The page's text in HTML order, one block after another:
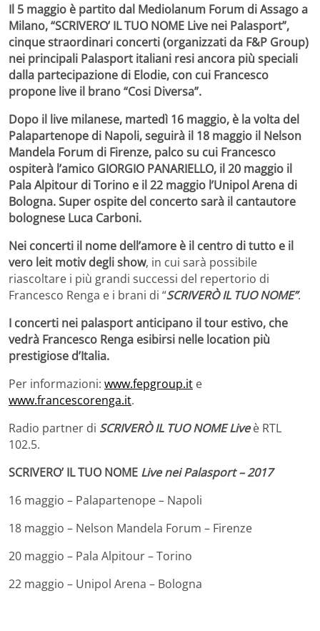
Il 5 maggio è partito dal Mediolanum Forum di Assago a
Milano,“SCRIVERO’ IL TUO NOME Live nei Palasport”,
cinque straordinari concerti(organizzati da F&P Group)
nei principali Palasport italiani resi ancora più speciali
dalla partecipazione di Elodie, con cui Francesco
propone live il brano “Cosi Diversa”.
Dopo il live milanese, martedì 16 maggio, è la volta del
Palapartenope di Napoli, seguirà il 18 maggio il Nelson
Mandela Forum di Firenze, palco su cui Francesco
ospiterà l’amico GIORGIO PANARIELLO, il 20 maggio il
Pala Alpitour diTorino e il 22 maggio l’Unipol Arena di
Bologna. Super ospite del concerto sarà il cantautore
bolognese Luca Carboni.
Nei concerti il nome dell’amore è il centro di tutto e il
vero leit motiv degli show, in cui sarà possibile
riascoltare i più grandi successi del repertorio di
Francesco Renga e i brani di “SCRIVERÒ IL TUO NOME”.
I concerti nei palasport anticipano il tour estivo, che
vedrà Francesco Renga esibirsi nelle location più
prestigiose d’Italia.
Per informazioni: www.fepgroup.it e
www.francescorenga.it.
Radio partner di SCRIVERÒ IL TUO NOME Liveè RTL
102.5.
SCRIVERO’ IL TUO NOME Live nei Palasport – 2017
16 maggio – Palapartenope – Napoli
18 maggio – Nelson Mandela Forum – Firenze
20 maggio – Pala Alpitour – Torino
22 maggio – Unipol Arena – Bologna